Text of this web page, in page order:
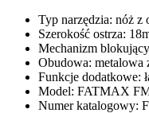
Typ narzędzia: nóż z
Szerokość ostrza:
Mechanizm
Obudowa: metalowa
Funkcje dodatkowe:
Model: FATMAX
Numer katalogowy: